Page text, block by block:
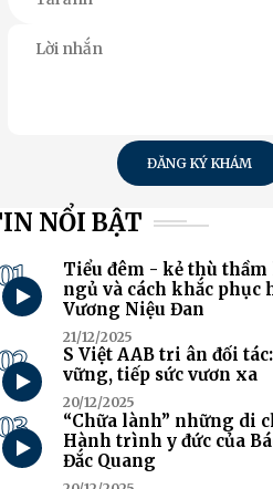
ĐĂNG KÝ KHÁM
NỔI BẬT
Tiểu đêm - kẻ thù thầm
ngủ và cách khắc phục
Vương Niệu Đan
21/12/2025
S Việt AAB tri ân đối
vững, tiếp sức vươn xa
20/12/2025
“Chữa lành” những di
Hành trình y đức của
Đắc Quang